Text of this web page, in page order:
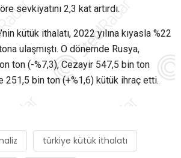
sevkiyatını 2,3 kat artırdı.
kütük ithalatı, 2022 yılına kıyasla %22
ulaşmıştı. O dönemde Rusya,
ton (-%7,3), Cezayir 547,5 bin ton
251,5 bin ton (+%1,6) kütük ihraç etti.
türkiye kütük ithalatı